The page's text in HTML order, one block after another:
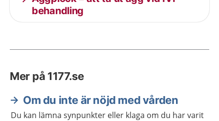
behandling
Mer på 1177.se
Om du inte är nöjd med vården
Du kan lämna synpunkter eller klaga om du har varit